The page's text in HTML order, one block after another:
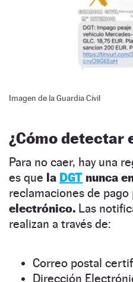
Imagen de la Guardia Civil
¿Cómo detectar
Para no caer, hay una
es que la DGT nunca
reclamaciones de pago
electrónico. Las
realizan a través de:
Correo postal
Dirección